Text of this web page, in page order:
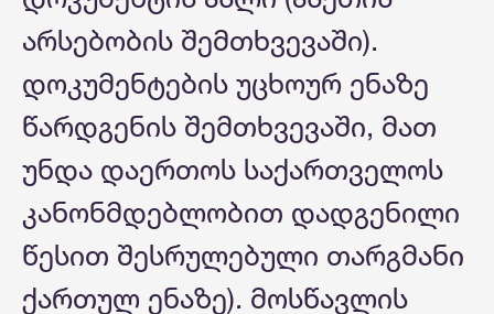
არსებობის შემთხვევაში).
დოკუმენტების უცხოურ ენაზე
წარდგენის შემთხვევაში, მათ
უნდა დაერთოს საქართველოს
კანონმდებლობით დადგენილი
წესით შესრულებული თარგმანი
ქართულ ენაზე). მოსწავლის